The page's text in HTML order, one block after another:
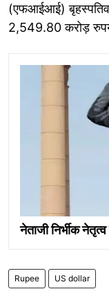
(एफआईआई)
2,549.80 करोड़
नेताजी निर्भीक
Rupee US dollar